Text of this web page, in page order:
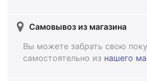
Самовывоз из магазина
Вы можете забрать свою
самостоятельно из нашего